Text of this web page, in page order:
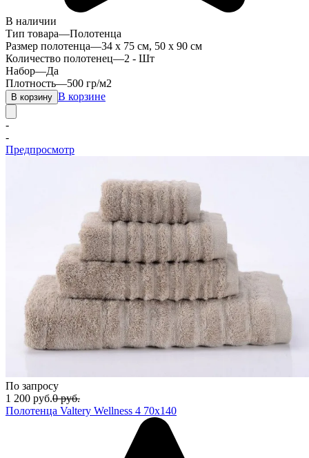
В наличии
Тип товара—Полотенца
Размер полотенца—34 x 75 см, 50 х 90 см
Количество полотенец—2 - Шт
Набор—Да
Плотность—500 гр/м2
В корзину В корзине
-
-
Предпросмотр
По запросу
1 200 руб.0 руб.
Полотенца Valtery Wellness 4 70x140